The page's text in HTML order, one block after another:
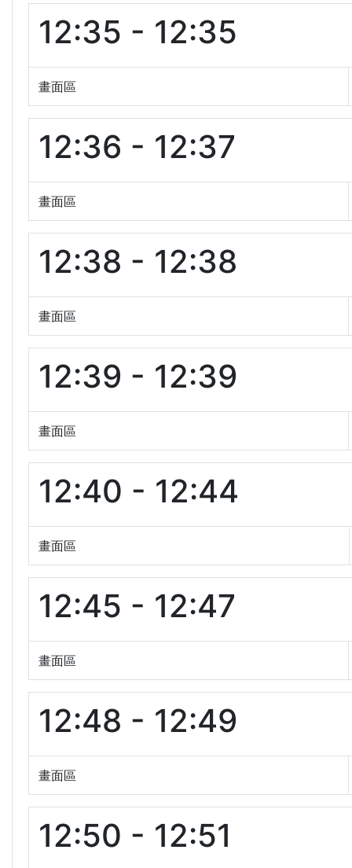
12:35 - 12:35
畫面區
12:36 - 12:37
畫面區
12:38 - 12:38
畫面區
12:39 - 12:39
畫面區
12:40 - 12:44
畫面區
12:45 - 12:47
畫面區
12:48 - 12:49
畫面區
12:50 - 12:51